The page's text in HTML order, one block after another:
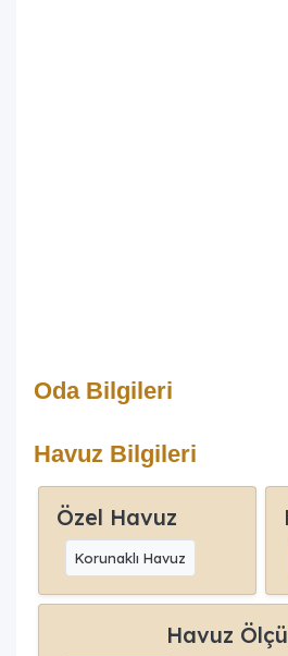
Oda Bilgileri
Havuz Bilgileri
Özel Havuz
Korunaklı Havuz
Havuz